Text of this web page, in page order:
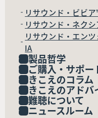
リサウンド・ビビ
リサウンド・ネク
リサウンド・エン
IA
製品哲学
ご購入・サポー
きこえのコラム
きこえのアドバ
難聴について
ニュースルーム